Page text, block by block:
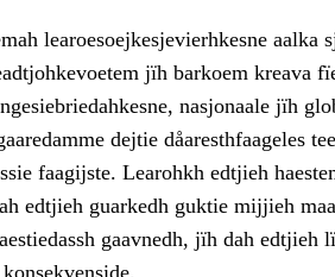
learoesoejkesjevierhkesne aalka
jïh barkoem kreava
nasjonaale jïh
dejtie dåaresthfaageles
faagijste. Learohkh edtjieh
edtjieh guarkedh guktie mijjieh
gaavnedh, jïh dah edtjieh